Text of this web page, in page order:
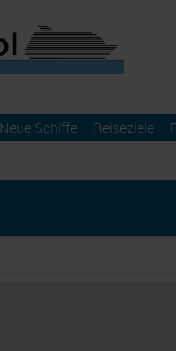
Neue Schiffe Reiseziele